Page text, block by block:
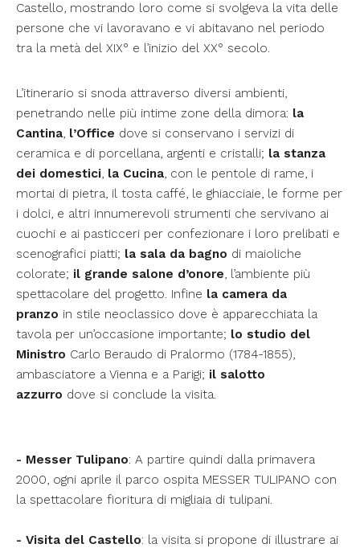
Castello, mostrando loro come si svolgeva la vita delle
persone che vi lavoravano e vi abitavano nel periodo
tra la metà del XIX° e l’inizio del XX° secolo.
L’itinerario si snoda attraverso diversi ambienti,
penetrando nelle più intime zone della dimora: la
Cantina, l’Office dove si conservano i servizi di
ceramica e di porcellana, argenti e cristalli; la stanza
dei domestici, la Cucina, con le pentole di rame, i
mortai di pietra, il tosta caffé, le ghiacciaie, le forme per
i dolci, e altri innumerevoli strumenti che servivano ai
cuochi e ai pasticceri per confezionare i loro prelibati e
scenografici piatti; la sala da bagno di maioliche
colorate; il grande salone d’onore, l’ambiente più
spettacolare del progetto. Infine la camera da
pranzo in stile neoclassico dove è apparecchiata la
tavola per un’occasione importante; lo studio del
Ministro Carlo Beraudo di Pralormo (1784-1855),
ambasciatore a Vienna e a Parigi; il salotto
azzurro dove si conclude la visita.
- Messer Tulipano: A partire quindi dalla primavera
2000, ogni aprile il parco ospita MESSER TULIPANO con
la spettacolare fioritura di migliaia di tulipani.
-Visita del Castello: la visita si propone di illustrare ai